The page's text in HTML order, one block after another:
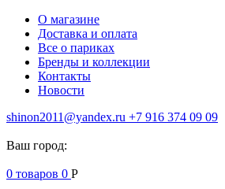
О магазине
Доставка и оплата
Все о париках
Бренды и коллекции
Контакты
Новости
shinon2011@yandex.ru +7 916 374 09 09
Ваш город:
0 товаров 0 Р